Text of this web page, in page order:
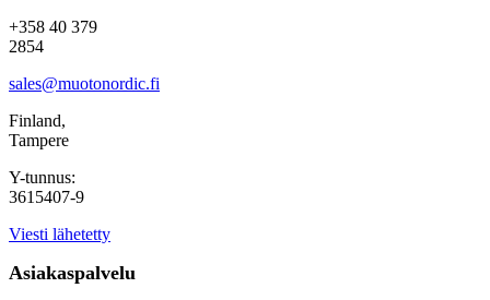
+358 40 379
2854
sales@muotonordic.fi
Finland,
Tampere
Y-tunnus:
3615407-9
Viesti lähetetty
Asiakaspalvelu